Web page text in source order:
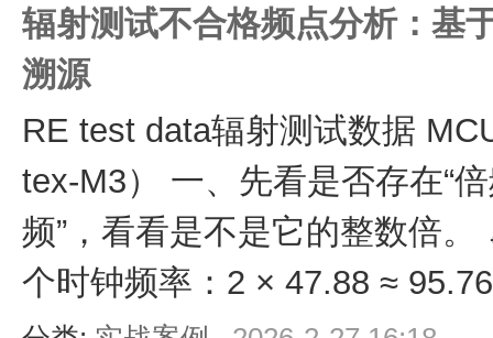
辐射测试不合格频点分析：基
溯源
RE test data辐射测试数据
tex-M3） 一、先看是否存在“
频”，看看是不是它的整数倍
个时钟频率：2 × 47.88 ≈